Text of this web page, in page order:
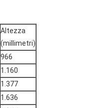
Altezza
(millimetri)
966
1.160
1.377
1.636